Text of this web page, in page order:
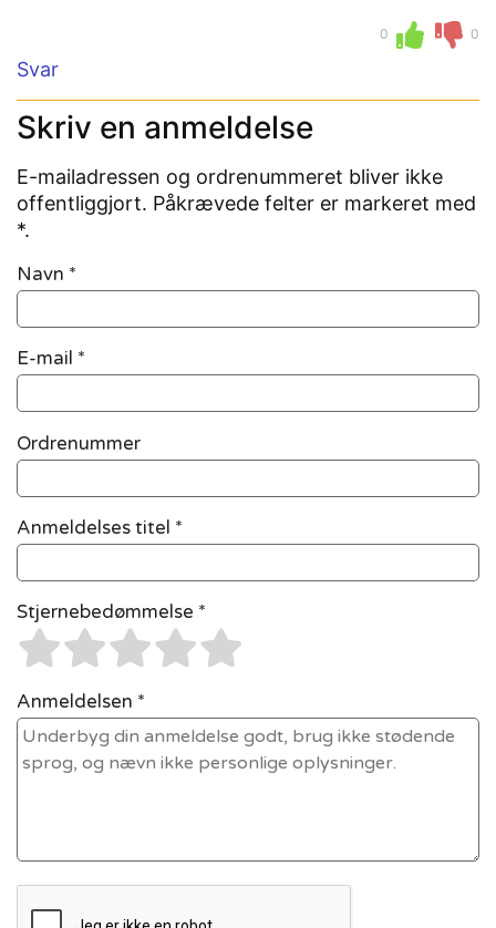
0 0
Svar
Skriv en anmeldelse
E-mailadressen og ordrenummeret bliver ikke
offentliggjort. Påkrævede felter er markeret med
*.
Navn *
E-mail *
Ordrenummer
Anmeldelses titel *
Stjernebedømmelse *
Anmeldelsen *